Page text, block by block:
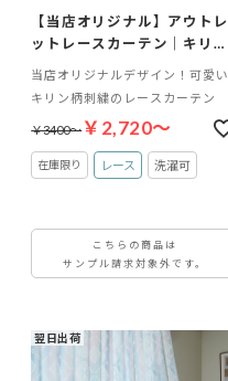
【当店オリジナル】アウトレ
ットレースカーテン｜キリン
さん イエロー
当店オリジナルデザイン！可愛い
キリン柄刺繍のレースカーテン
￥3400～￥2,720～
レース 洗濯可
こちらの商品は
サンプル請求対象外です。
翌日出荷